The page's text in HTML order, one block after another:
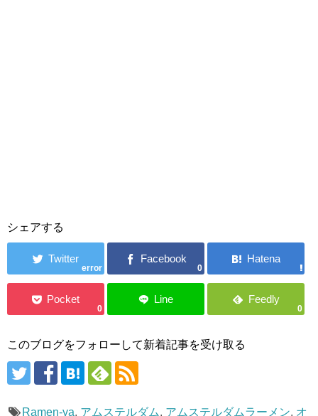
シェアする
error 0
0 0
このブログをフォローして新着記事を受け取る
Ramen-ya, アムステルダム, アムステルダムラーメン, オ